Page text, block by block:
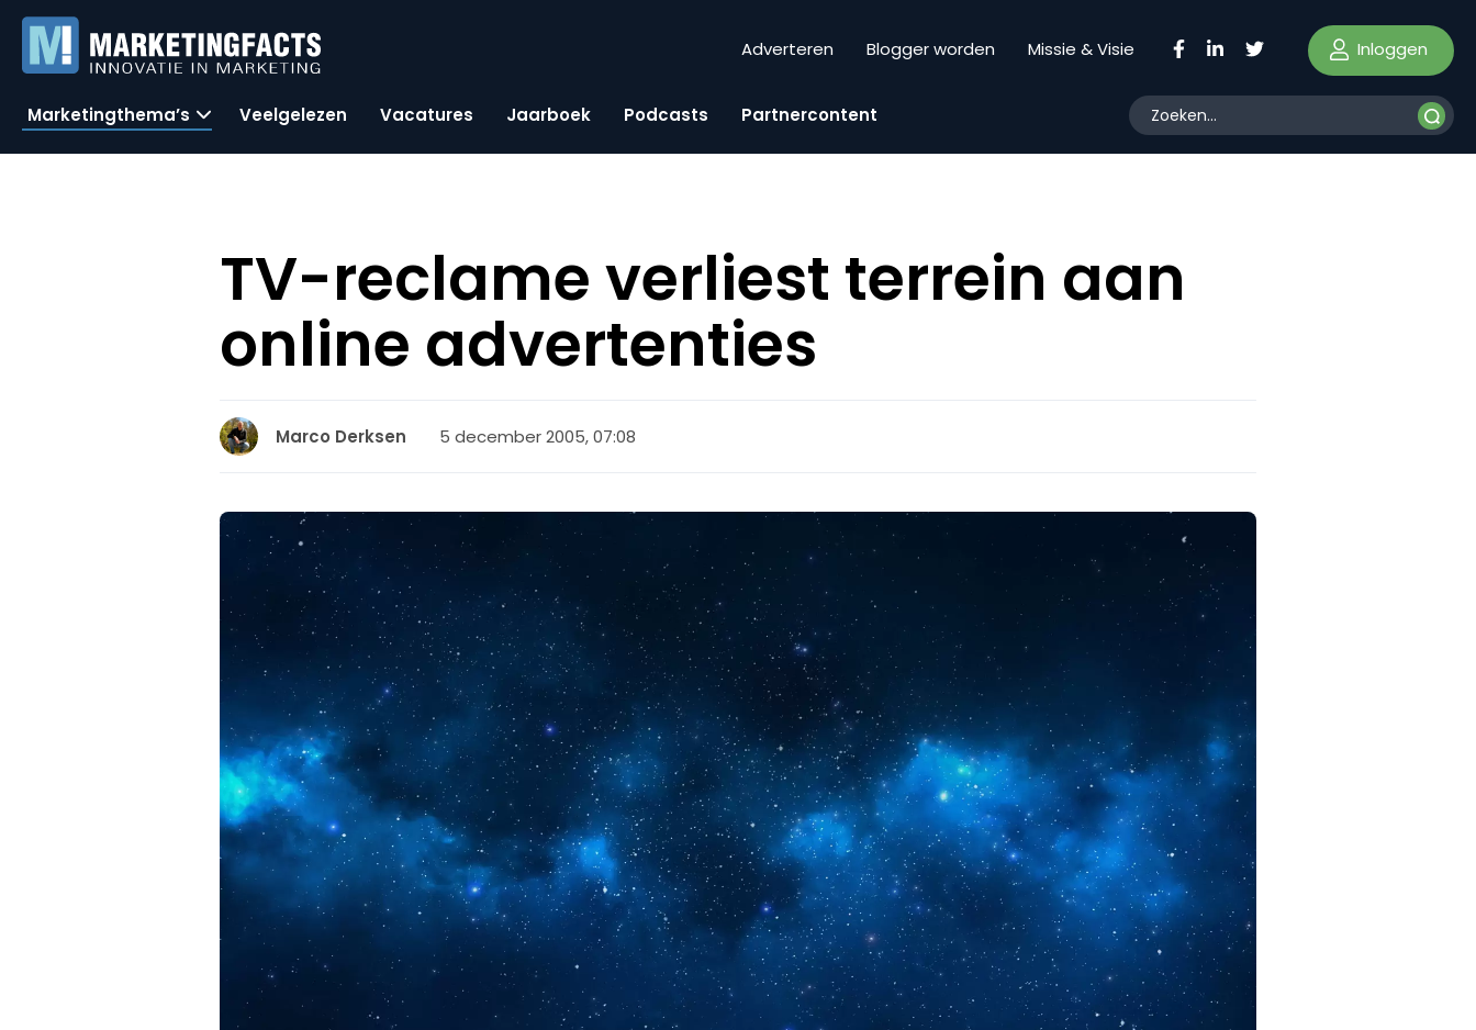
Adverteren Blogger worden Missie & Visie Inloggen
Marketingthema’s Veelgelezen Vacatures Jaarboek Podcasts Partnercontent
TV-reclame verliest terrein aan
online advertenties
Marco Derksen 5 december 2005, 07:08